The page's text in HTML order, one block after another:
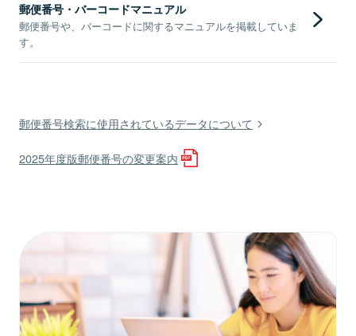
郵便番号・バーコードマニュアル
郵便番号や、バーコードに関するマニュアルを掲載していま
す。
郵便番号検索に使用されているデータについて
2025年度版郵便番号の変更案内